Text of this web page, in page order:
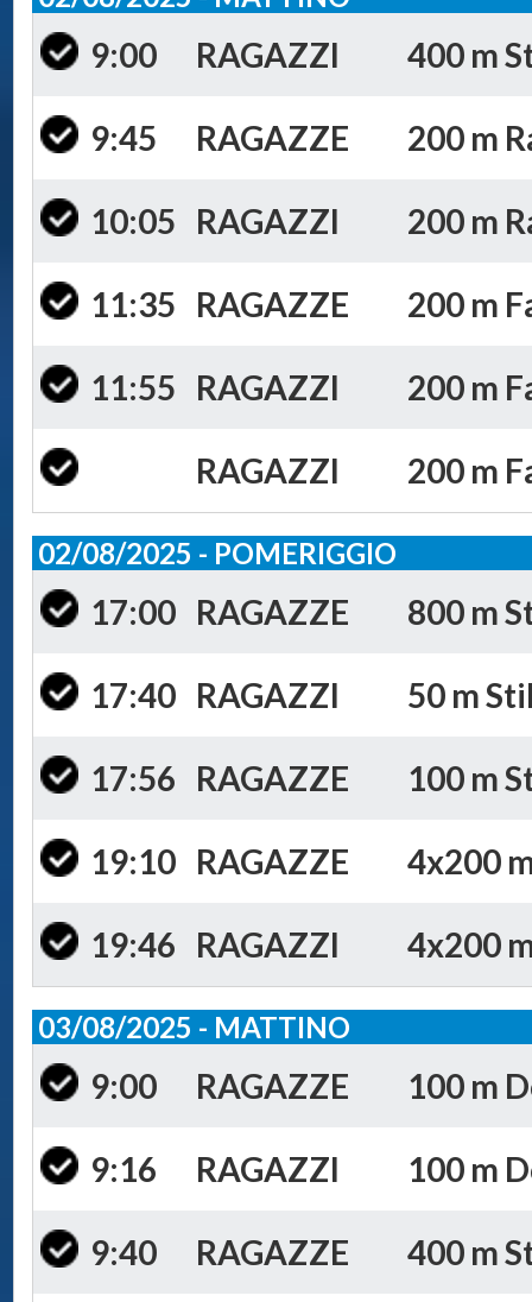
9:00 RAGAZZI 400 m
9:45 RAGAZZE 200 m
10:05 RAGAZZI 200 m
11:35 RAGAZZE 200 m
11:55 RAGAZZI 200 m
RAGAZZI 200 m
02/08/2025 - POMERIGGIO
17:00 RAGAZZE 800 m
17:40 RAGAZZI 50 m
17:56 RAGAZZE 100 m
19:10 RAGAZZE 4x200
19:46 RAGAZZI 4x200
03/08/2025 - MATTINO
9:00 RAGAZZE 100 m
9:16 RAGAZZI 100 m
9:40 RAGAZZE 400 m